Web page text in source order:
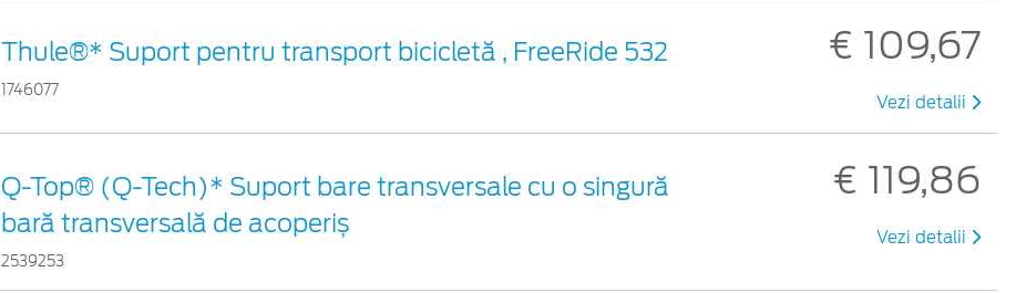
Thule®* Suport pentru transport bicicletă , FreeRide 532
1746077
€ 109,67
Vezi detalii
Q-Top® (Q-Tech)* Suport bare transversale cu o singură
bară transversală de acoperiș
2539253
€ 119,86
Vezi detalii